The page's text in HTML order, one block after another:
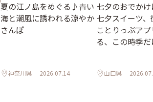
夏の江ノ島をめぐる♪青い
海と潮風に誘われる涼やか
さんぽ
神奈川県 2026.07.14
七夕のおでか
七夕スイーツ、
ことりっぷア
る、この時季
山口県